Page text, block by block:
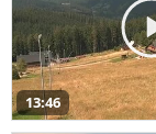
13:46